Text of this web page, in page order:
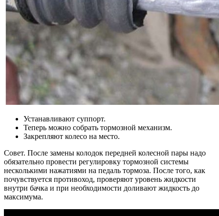
Устанавливают суппорт.
Теперь можно собрать тормозной механизм.
Закрепляют колесо на место.
Совет. После замены колодок передней колесной пары надо
обязательно провести регулировку тормозной системы
несколькими нажатиями на педаль тормоза. После того, как
почувствуется противоход, проверяют уровень жидкости
внутри бачка и при необходимости доливают жидкость до
максимума.